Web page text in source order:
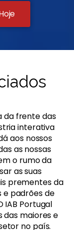
da frente das
interativa
aos nossos
as nossas
o rumo da
as suas
prementes da
e padrões de
IAB Portugal
das maiores e
no país.